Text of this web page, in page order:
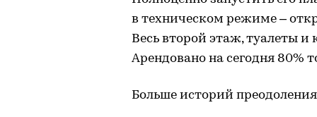
в техническом режиме –
Весь второй этаж, туалеты
Арендовано на сегодня 80%
Больше историй